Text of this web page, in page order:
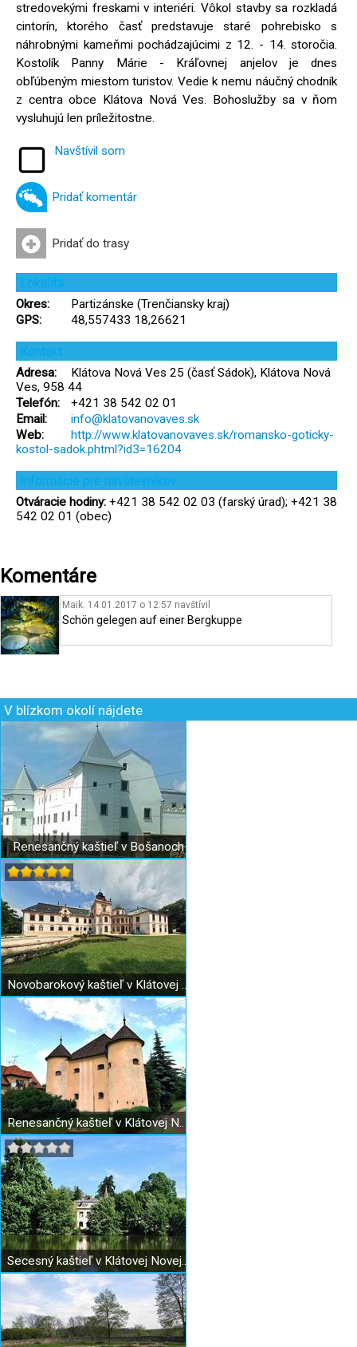
stredovekými freskami v interiéri. Vôkol stavby sa rozkladá
cintorín, ktorého časť predstavuje staré pohrebisko s
náhrobnými kameňmi pochádzajúcimi z 12. - 14. storočia.
Kostolík Panny Márie - Kráľovnej anjelov je dnes
obľúbeným miestom turistov. Vedie k nemu náučný chodník
z centra obce Klátova Nová Ves. Bohoslužby sa v ňom
vysluhujú len príležitostne.
Navštívil som
Pridať komentár
Pridať do trasy
Lokalita
Okres:
Partizánske (Trenčiansky kraj)
GPS:
48,557433 18,26621
Kontakt
Adresa:
Klátova Nová Ves 25 (časť Sádok), Klátova Nová
Ves, 958 44
Telefón:
+421 38 542 02 01
Email:
info@klatovanovaves.sk
Web:
http://www.klatovanovaves.sk/romansko-goticky-
kostol-sadok.phtml?id3=16204
Informácie pre návštevníkov
Otváracie hodiny: +421 38 542 02 03 (farský úrad); +421 38
542 02 01 (obec)
Komentáre
Maik. 14.01.2017 o 12:57 navštívil
Schön gelegen auf einer Bergkuppe
V blízkom okolí nájdete
Renesančný kaštieľ v Bošanoch
Novobarokový kaštieľ v Klátovej Novej Vsi
Renesančný kaštieľ v Klátovej Novej Vsi
Secesný kaštieľ v Klátovej Novej Vsi